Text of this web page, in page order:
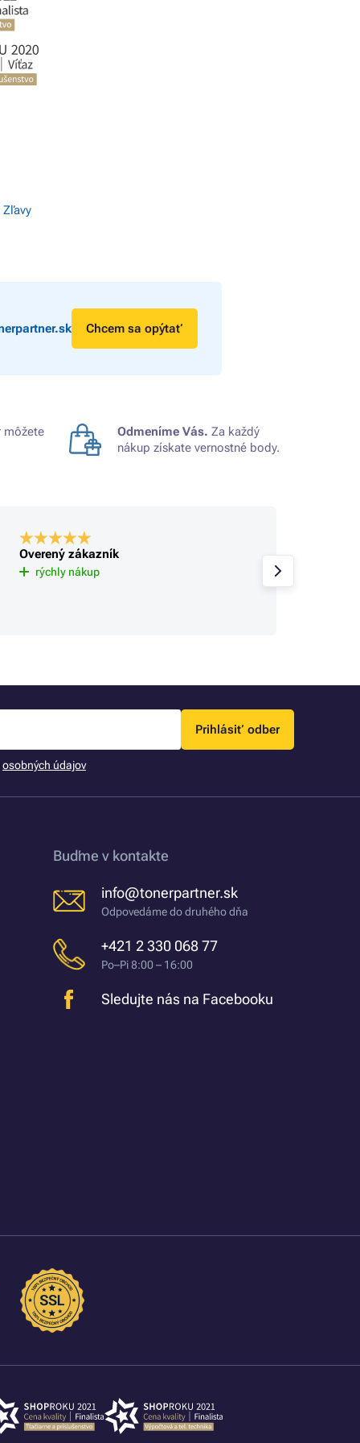
Chcem sa opýtať
môžete
Odmeníme Vás. Za každý
nákup získate vernostné body.
Overený zákazník
rýchly nákup
Prihlásiť odber
osobných údajov
Buďme v kontakte
info@tonerpartner.sk
Odpovedáme do druhého dňa
+421 2 330 068 77
Po–Pi 8:00 – 16:00
Sledujte nás na Facebooku